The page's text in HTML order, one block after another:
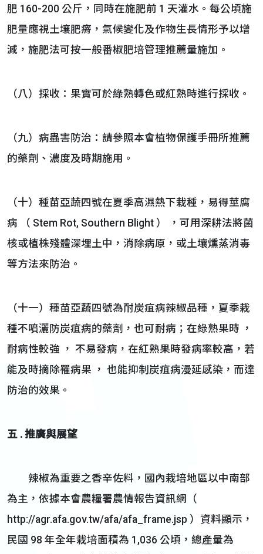
肥 160-200 公斤，同時在施肥前 1 天灌水。每公頃施
肥量應視土壤肥瘠，氣候變化及作物生長情形予以增
減，施肥法可按一般番椒肥培管理推薦量施加。
（八）採收：果實可於綠熟轉色或紅熟時進行採收。
（九）病蟲害防治：請參照本會植物保護手冊所推薦
的藥劑、濃度及時期施用。
（十）種苗亞蔬四號在夏季高濕熱下栽種，易得莖腐
病 （ Stem Rot, Southern Blight ） ，可用深耕法將菌
核或植株殘體深埋土中，消除病原，或土壤燻蒸消毒
等方法來防治。
（十一）種苗亞蔬四號為耐炭疽病辣椒品種，夏季栽
種不噴灑防炭疽病的藥劑，也可耐病；在綠熟果時 ，
耐病性較強 ， 不易發病，在紅熟果時發病率較高，若
能及時摘除罹病果 ， 也能抑制炭疽病漫延感染，而達
防治的效果。
五 . 推廣與展望
辣椒為重要之香辛佐料，國內栽培地區以中南部
為主，依據本會農糧署農情報告資訊網（
http://agr.afa.gov.tw/afa/afa_frame.jsp ）資料顯示，
民國 98 年全年栽培面積為 1,036 公頃，總產量為